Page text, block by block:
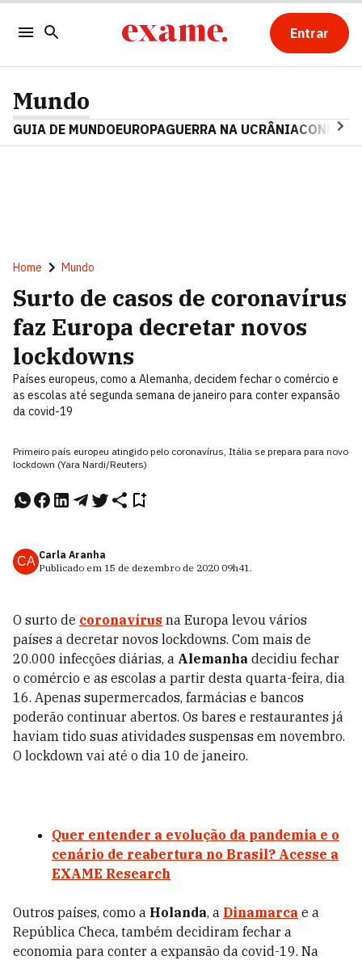
Entrar
Mundo
GUIA DE MUNDOEUROPAGUERRA NA UCRÂNIA
Home Mundo
Surto de casos de coronavírus
faz Europa decretar novos
lockdowns
Países europeus, como a Alemanha, decidem fechar o comércio e
as escolas até segunda semana de janeiro para conter expansão
da covid-19
Primeiro país europeu atingido pelo coronavírus, Itália se prepara para novo
lockdown (Yara Nardi/Reuters)
CA Carla Aranha
Publicado em 15 de dezembro de 2020 09h41.
O surto de coronavírus na Europa levou vários
países a decretar novos lockdowns. Com mais de
20.000 infecções diárias, a Alemanha decidiu fechar
o comércio e as escolas a partir desta quarta-feira, dia
16. Apenas supermercados, farmácias e bancos
poderão continuar abertos. Os bares e restaurantes já
haviam tido suas atividades suspensas em novembro.
O lockdown vai até o dia 10 de janeiro.
Quer entender a evolução da pandemia e o
cenário de reabertura no Brasil? Acesse a
EXAME Research
Outros países, como a Holanda, a Dinamarca e a
República Checa, também decidiram fechar a
economia para conter a expansão da covid-19. Na